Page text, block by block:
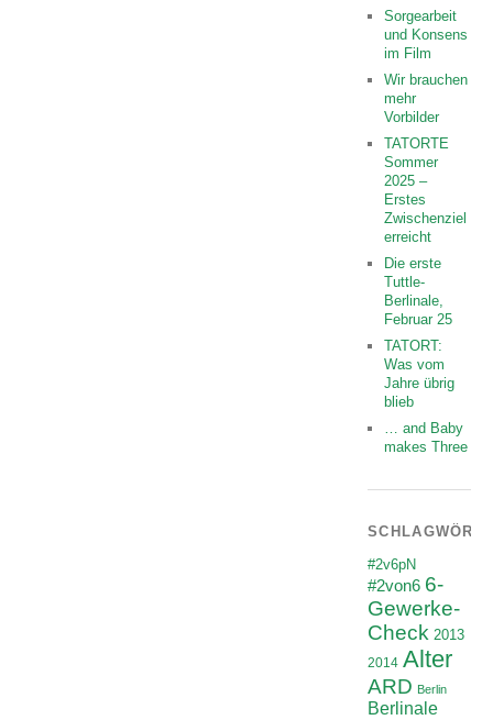
Sorgearbeit
und Konsens
im Film
Wir brauchen
mehr
Vorbilder
TATORTE
Sommer
2025 –
Erstes
Zwischenziel
erreicht
Die erste
Tuttle-
Berlinale,
Februar 25
TATORT:
Was vom
Jahre übrig
blieb
… and Baby
makes Three
#2v6pN
#2von6 6-
Gewerke-
Check 2013
2014 Alter
ARD Berlin
Berlinale